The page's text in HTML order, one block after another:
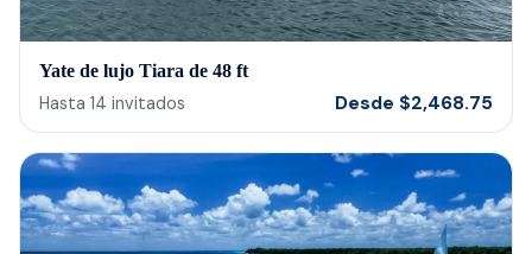
Yate de lujo Tiara de 48 ft
Hasta 14 invitados Desde $2,468.75